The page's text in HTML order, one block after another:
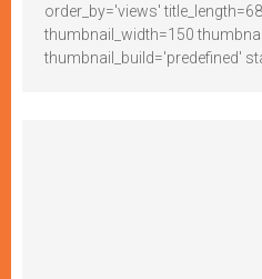
order_by='views'
thumbnail_width=150
thumbnail_build='predefined'